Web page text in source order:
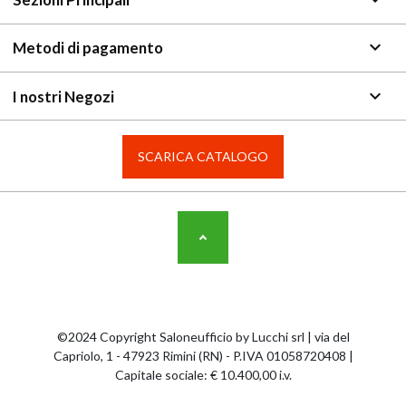
Metodi di pagamento keyboard_arrow_down
I nostri Negozi keyboard_arrow_down
SCARICA CATALOGO
©2024 Copyright Saloneufficio by Lucchi srl | via del
Capriolo, 1 - 47923 Rimini (RN) - P.IVA 01058720408 |
Capitale sociale: € 10.400,00 i.v.